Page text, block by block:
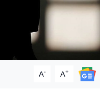
A- A+